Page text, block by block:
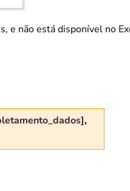
e não está disponível no
,